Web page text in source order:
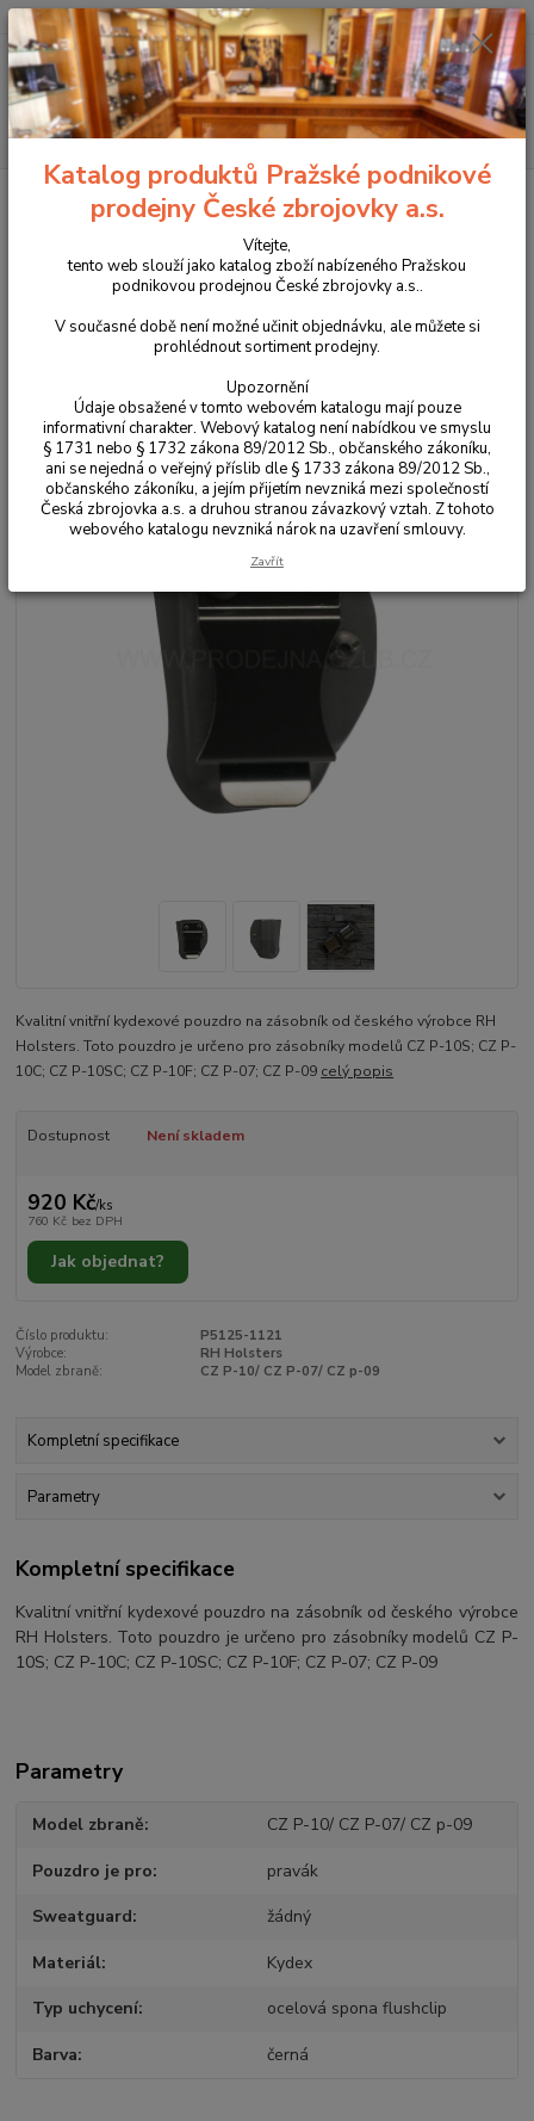
Menu
Hledat
+420 225 375 800
Pouzdra, kufry na zbraně a batohy
Kydexová pouzdra
Zásobníková pouzdra
Vnitřní kydexové pouzdro na zásobník pro CZ P-10; CZ
Vnitřní kydexové pouzdro na
zásobník pro CZ P-10; CZ P-07;
Kvalitní vnitřní kydexové pouzdro na zásobník od českého výrobce RH
Holsters. Toto pouzdro je určeno pro zásobníky modelů CZ P-10S; CZ P-
10C; CZ P-10SC; CZ P-10F; CZ P-07; CZ P-09 celý popis
Dostupnost Není skladem
920 Kč/ks
760 Kč bez DPH
Jak objednat?
Číslo produktu:
P5125-1121
Výrobce:
RH Holsters
Model zbraně:
CZ P-10/ CZ P-07/ CZ p-09
Kompletní specifikace
Parametry
Kompletní specifikace
Kvalitní vnitřní kydexové pouzdro na zásobník od českého výrobce
RH Holsters. Toto pouzdro je určeno pro zásobníky modelů CZ P-
10S; CZ P-10C; CZ P-10SC; CZ P-10F; CZ P-07; CZ P-09
Parametry
Model zbraně CZ P-10/ CZ P-07/ CZ p-09
Pouzdro je pro pravák
Sweatguard žádný
Materiál Kydex
Typ uchycení ocelová spona flushclip
Barva černá
Katalog produktů Pražské podnikové
prodejny České zbrojovky a.s.
Vítejte,
tento web slouží jako katalog zboží nabízeného Pražskou
podnikovou prodejnou České zbrojovky a.s..
V současné době není možné učinit objednávku, ale můžete si
prohlédnout sortiment prodejny.
Upozornění
Údaje obsažené v tomto webovém katalogu mají pouze
informativní charakter. Webový katalog není nabídkou ve smyslu
§ 1731 nebo § 1732 zákona 89/2012 Sb., občanského zákoníku,
ani se nejedná o veřejný příslib dle § 1733 zákona 89/2012 Sb.,
občanského zákoníku, a jejím přijetím nevzniká mezi společností
Česká zbrojovka a.s. a druhou stranou závazkový vztah. Z tohoto
webového katalogu nevzniká nárok na uzavření smlouvy.
Zavřít